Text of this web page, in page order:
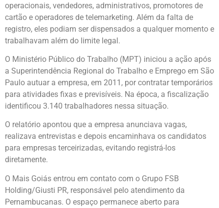
operacionais, vendedores, administrativos, promotores de
cartão e operadores de telemarketing. Além da falta de
registro, eles podiam ser dispensados a qualquer momento e
trabalhavam além do limite legal.
O Ministério Público do Trabalho (MPT) iniciou a ação após
a Superintendência Regional do Trabalho e Emprego em São
Paulo autuar a empresa, em 2011, por contratar temporários
para atividades fixas e previsíveis. Na época, a fiscalização
identificou 3.140 trabalhadores nessa situação.
O relatório apontou que a empresa anunciava vagas,
realizava entrevistas e depois encaminhava os candidatos
para empresas terceirizadas, evitando registrá-los
diretamente.
O Mais Goiás entrou em contato com o Grupo FSB
Holding/Giusti PR, responsável pelo atendimento da
Pernambucanas. O espaço permanece aberto para